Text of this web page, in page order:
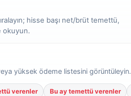
hisse başı net/brüt temettü,
okuyun.
yüksek ödeme listesini görüntüleyin.
verenler Bu ay temettü verenler